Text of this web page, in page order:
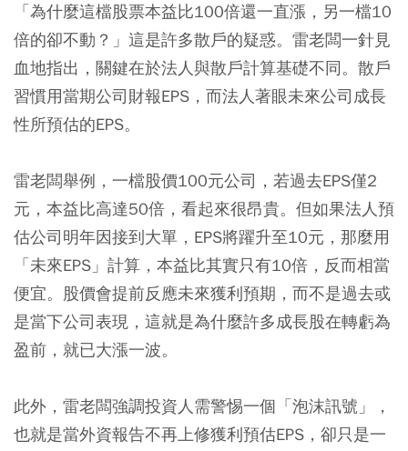
「為什麼這檔股票本益比100倍還一直漲，另一檔10
倍的卻不動？」這是許多散戶的疑惑。雷老闆一針見
血地指出，關鍵在於法人與散戶計算基礎不同。散戶
習慣用當期公司財報EPS，而法人著眼未來公司成長
性所預估的EPS。
雷老闆舉例，一檔股價100元公司，若過去EPS僅2
元，本益比高達50倍，看起來很昂貴。但如果法人預
估公司明年因接到大單，EPS將躍升至10元，那麼用
「未來EPS」計算，本益比其實只有10倍，反而相當
便宜。股價會提前反應未來獲利預期，而不是過去或
是當下公司表現，這就是為什麼許多成長股在轉虧為
盈前，就已大漲一波。
此外，雷老闆強調投資人需警惕一個「泡沫訊號」，
也就是當外資報告不再上修獲利預估EPS，卻只是一